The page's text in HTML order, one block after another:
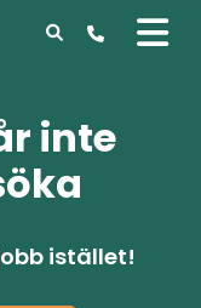
inte
istället!